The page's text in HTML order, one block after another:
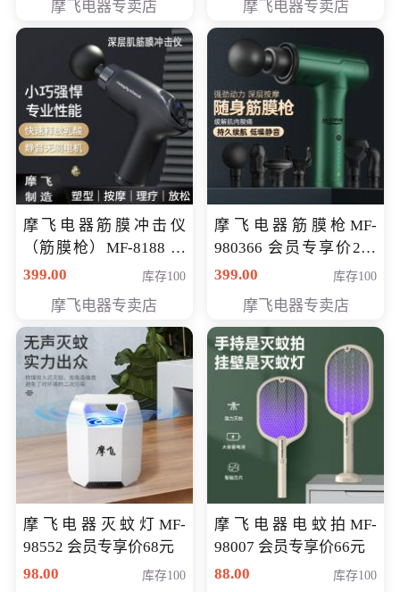
摩飞电器专卖店 摩飞电器专卖店
摩飞电器筋膜冲击仪
（筋膜枪）MF-8188 会
员专享价268元
399.00 库存100
摩飞电器专卖店
摩飞电器筋膜枪MF-
980366 会员专享价299
元
399.00 库存100
摩飞电器专卖店
摩飞电器灭蚊灯MF-
98552 会员专享价68元
98.00
库存100
摩飞电器电蚊拍MF-
98007 会员专享价66元
88.00
库存100